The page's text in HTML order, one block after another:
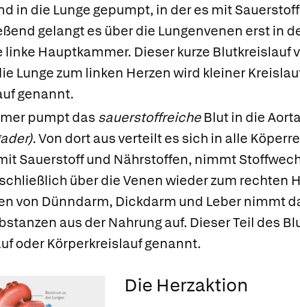
in die Lunge gepumpt, in der es mit
gelangt es über die Lungenvenen erst in
linke Hauptkammer. Dieser kurze Blutkreislauf
Lunge zum linken Herzen wird kleiner
genannt.
pumpt das sauerstoffreicheBlut in dieAorta
Von dort aus verteilt es sich in alle
Sauerstoff und Nährstoffen, nimmt
über die Venen wieder zum rechten
von Dünndarm, Dickdarm und Leber nimmt
aus der Nahrung auf. Dieser Teil des
oder Körperkreislaufgenannt.
Die Herzaktion